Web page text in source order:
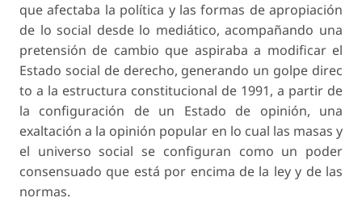
que afectaba la política y las formas de apropiación
de lo social desde lo mediático, acompañando una
pretensión de cambio que aspiraba a modificar el
Estado social de derecho, generando un golpe direc
to a la estructura constitucional de 1991, a partir de
la configuración de un Estado de opinión, una
exaltación a la opinión popular en lo cual las masas y
el universo social se configuran como un poder
consensuado que está por encima de la ley y de las
normas.